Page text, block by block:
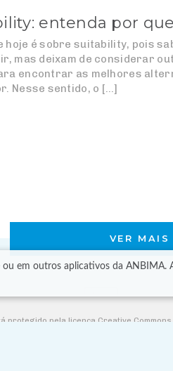
em outros aplicativos da
entenda por
hoje é sobre suitability, pois
mas deixam de considerar
encontrar as melhores
Nesse sentido, o […]
VER MAIS
protegido pela licença Creative